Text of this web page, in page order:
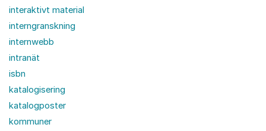
interaktivt material
interngranskning
internwebb
intranät
isbn
katalogisering
katalogposter
kommuner